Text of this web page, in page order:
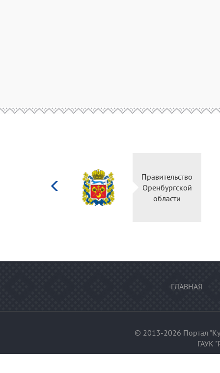
Правительство
Оренбургской
области
ГЛАВНАЯ
© 2013-2026 Портал
ГАУК